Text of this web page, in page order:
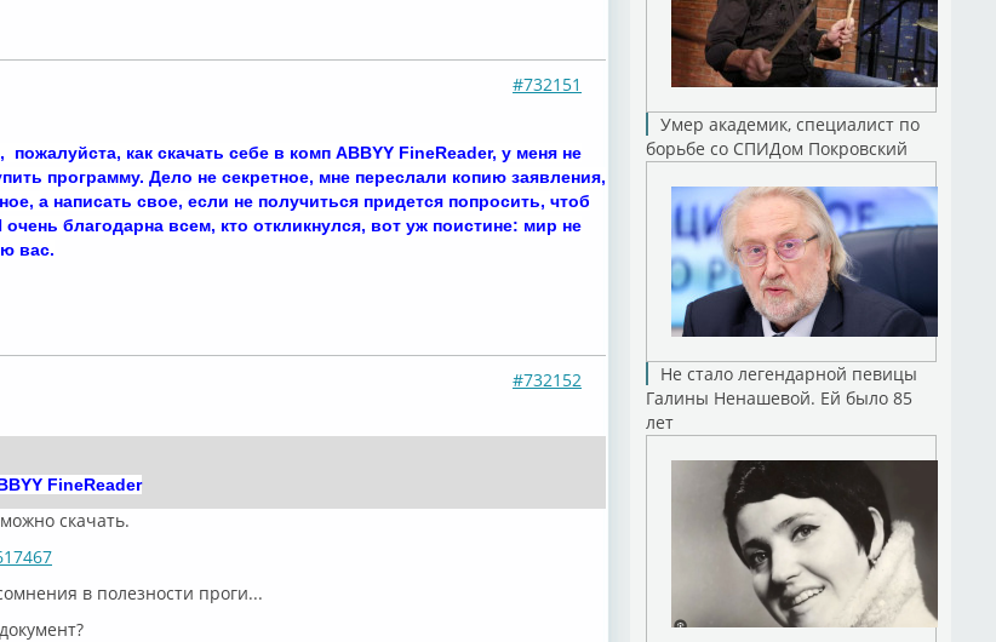
#732151
как скачать себе в комп ABBYY FineReader, у меня не
программу. Дело не секретное, мне переслали копию заявления,
а написать свое, если не получиться придется попросить, чтоб
благодарна всем, кто откликнулся, вот уж поистине: мир не
вас.
#732152
FineReader
скачать.
в полезности проги...
Умер академик, специалист по
борьбе со СПИДом Покровский
Не стало легендарной певицы
Галины Ненашевой. Ей было 85
лет